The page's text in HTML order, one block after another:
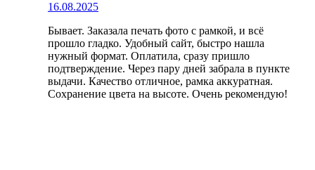
16.08.2025
Бывает. Заказала печать фото с рамкой, и всё
прошло гладко. Удобный сайт, быстро нашла
нужный формат. Оплатила, сразу пришло
подтверждение. Через пару дней забрала в пункте
выдачи. Качество отличное, рамка аккуратная.
Сохранение цвета на высоте. Очень рекомендую!